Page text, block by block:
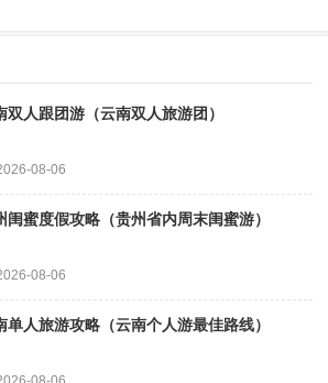
双人跟团游（云南双人旅游团）
08-06
闺蜜度假攻略（贵州省内周末闺蜜游）
08-06
单人旅游攻略（云南个人游最佳路线）